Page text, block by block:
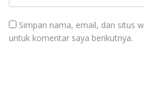
Simpan nama, email, dan situs
untuk komentar saya berikutnya.